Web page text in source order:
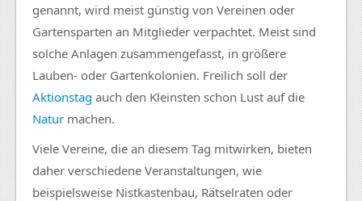
genannt, wird meist günstig von Vereinen oder
Gartensparten an Mitglieder verpachtet. Meist sind
solche Anlagen zusammengefasst, in größere
Lauben- oder Gartenkolonien. Freilich soll der
Aktionstag auch den Kleinsten schon Lust auf die
Natur machen.
Viele Vereine, die an diesem Tag mitwirken, bieten
daher verschiedene Veranstaltungen, wie
beispielsweise Nistkastenbau, Rätselraten oder